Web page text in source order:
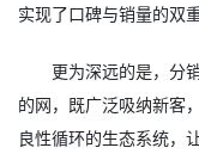
实现了口碑与销量的双重
更为深远的是，分
的网，既广泛吸纳新客
良性循环的生态系统，